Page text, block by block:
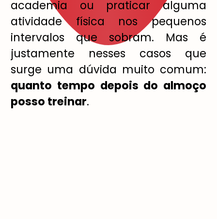
academia ou praticar alguma
atividade física nos pequenos
intervalos que sobram. Mas é
justamente nesses casos que
surge uma dúvida muito comum:
quanto tempo depois do almoço
posso treinar.